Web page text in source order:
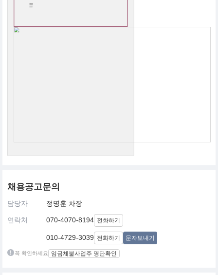
!!
채용공고문의
담당자 정명훈 차장
연락처 070-4070-8194 전화하기
010-4729-3039 전화하기 문자보내기
꼭 확인하세요 임금체불사업주 명단확인